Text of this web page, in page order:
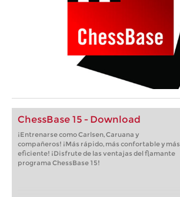
ChessBase 15 - Download
¡Entrenarse como Carlsen, Caruana y
compañeros! ¡Más rápido, más confortable y más
eficiente! ¡Disfrute de las ventajas del flamante
programa ChessBase 15!